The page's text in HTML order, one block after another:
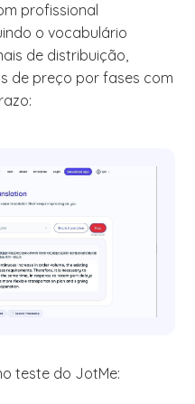
profissional
o vocabulário
de distribuição,
de preço por fases com
teste do JotMe: